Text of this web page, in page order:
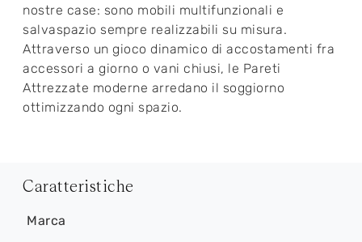
nostre case: sono mobili multifunzionali e
salvaspazio sempre realizzabili su misura.
Attraverso un gioco dinamico di accostamenti fra
accessori a giorno o vani chiusi, le Pareti
Attrezzate moderne arredano il soggiorno
ottimizzando ogni spazio.
Caratteristiche
Marca